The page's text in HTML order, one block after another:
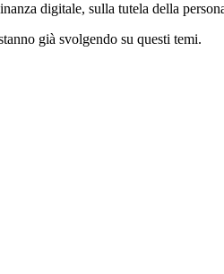
digitale, sulla tutela della
già svolgendo su questi temi.